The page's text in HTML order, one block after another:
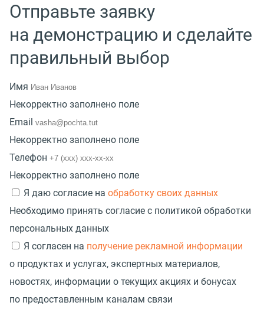
Отправьте заявку
на демонстрацию и сделайте
правильный выбор
Имя
Некорректно заполнено поле
Email
Некорректно заполнено поле
Телефон
Некорректно заполнено поле
Я даю согласие на обработку своих данных
Необходимо принять согласие с политикой обработки
персональных данных
Я согласен на получение рекламной информации
о продуктах и услугах, экспертных материалов,
новостях, информации о текущих акциях и бонусах
по предоставленным каналам связи